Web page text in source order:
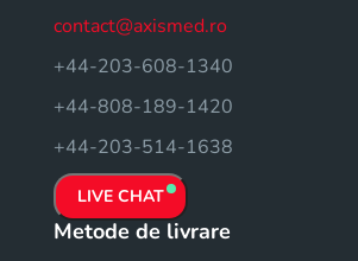
contact@axismed.ro
+44-203-608-1340
+44-808-189-1420
+44-203-514-1638
LIVE CHAT
Metode de livrare